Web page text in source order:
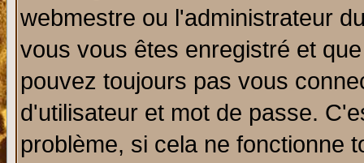
webmestre ou l'administrateur
vous vous êtes enregistré et
pouvez toujours pas vous
d'utilisateur et mot de passe.
problème, si cela ne fonctionne